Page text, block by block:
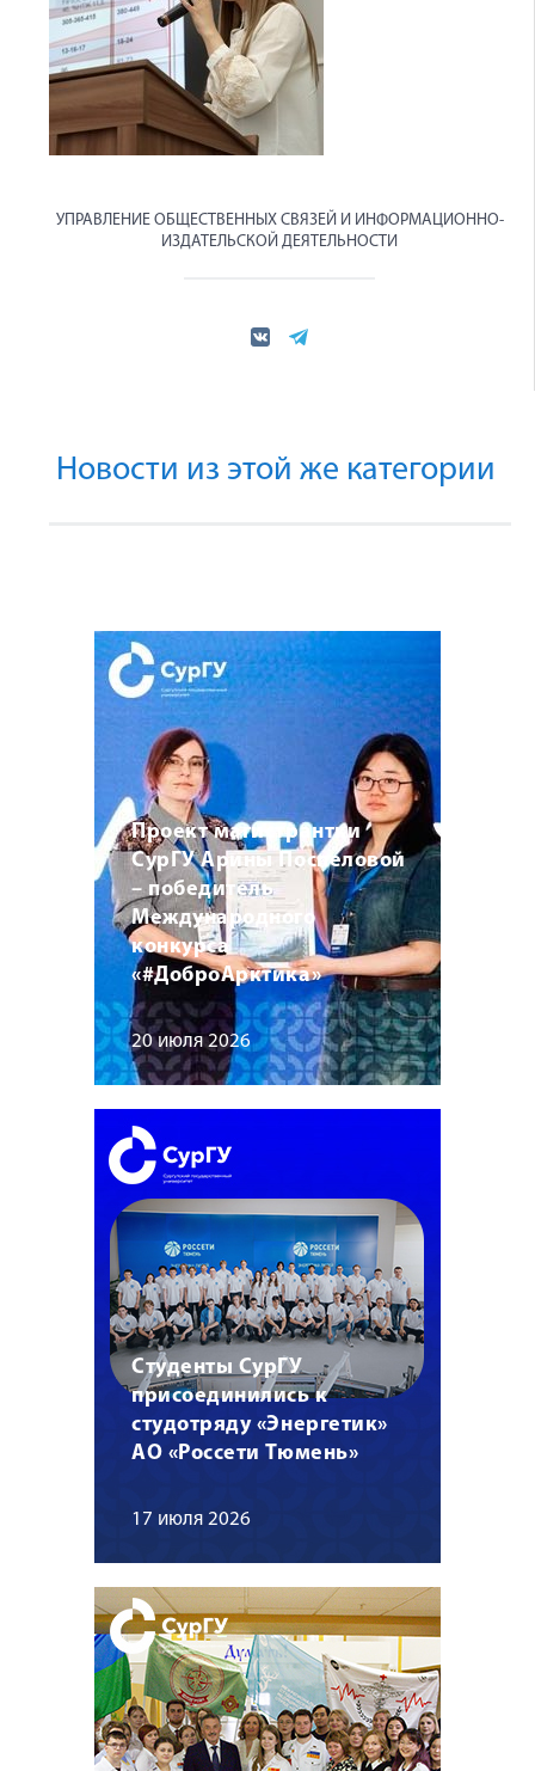
УПРАВЛЕНИЕ ОБЩЕСТВЕННЫХ СВЯЗЕЙ И ИНФОРМАЦИОННО-
ИЗДАТЕЛЬСКОЙ ДЕЯТЕЛЬНОСТИ
Новости из этой же категории
Проект магистрантки
СурГУ Арины Поспеловой
– победитель
Международного
конкурса
«#ДоброАрктика»
20 июля 2026
Студенты СурГУ
присоединились к
студотряду «Энергетик»
АО «Россети Тюмень»
17 июля 2026